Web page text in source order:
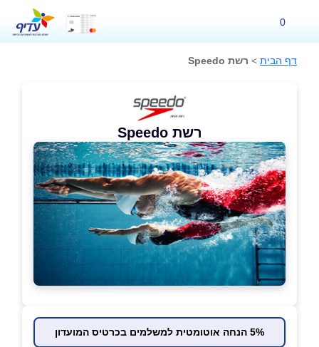
0
דף הבית > רשת Speedo
רשת Speedo
5% הנחה אוטומטית למשלמים בכרטיס המועדון